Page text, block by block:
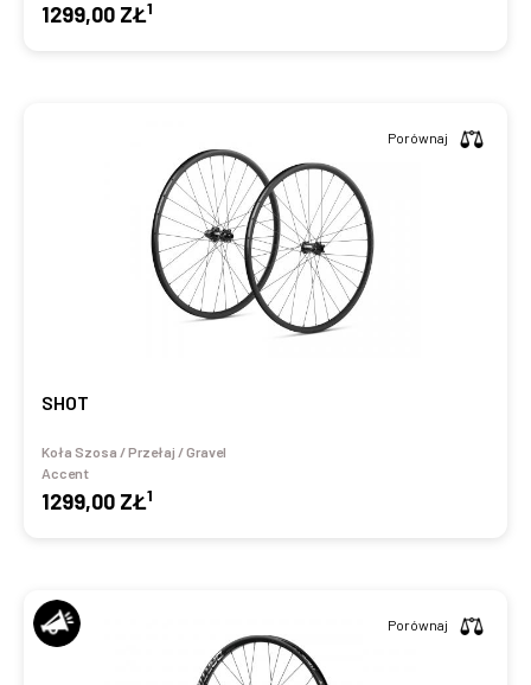
1299,00 ZŁ1
SHOT
Koła Szosa / Przełaj / Gravel
Accent
1299,00 ZŁ1
Porównaj
Porównaj